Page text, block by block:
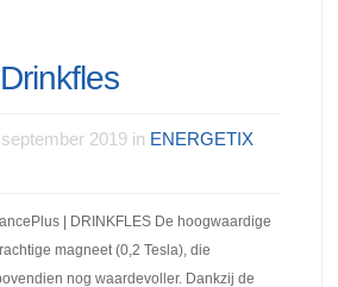
2019 in ENERGETIX
| DRINKFLES De hoogwaardige
magneet (0,2 Tesla), die
nog waardevoller. Dankzij de